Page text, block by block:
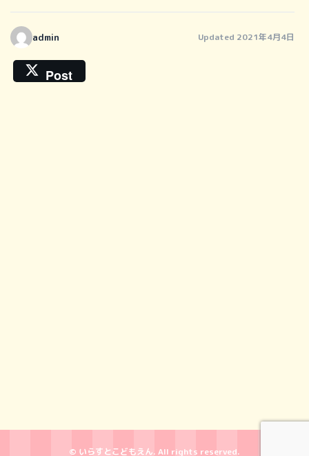
admin Updated 2021年4月4日
Post
© いらすとこどもえん. All rights reserved.